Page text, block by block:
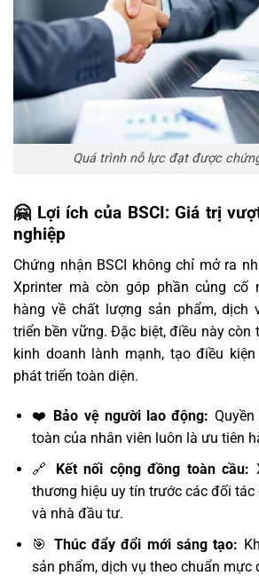
Quá trình nỗ lực đạt được
🤗 Lợi ích của BSCI: Giá trị
nghiệp
Chứng nhận BSCI không chỉ mở ra
Xprinter mà còn góp phần củng cố
hàng về chất lượng sản phẩm, dịch
triển bền vững. Đặc biệt, điều này còn
kinh doanh lành mạnh, tạo điều
phát triển toàn diện.
❤️ Bảo vệ người lao động:
toàn của nhân viên luôn là ưu tiên
🔗 Kết nối cộng đồng toàn cầu:
thương hiệu uy tín trước các đối tác
và nhà đầu tư.
🎯 Thúc đẩy đổi mới sáng tạo:
sản phẩm, dịch vụ theo chuẩn mực